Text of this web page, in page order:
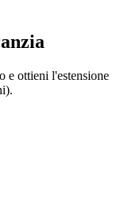
e ottieni l'estensione